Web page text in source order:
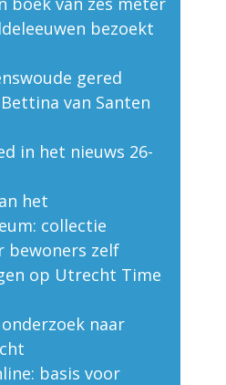
bezoekt
gered
van Santen
in het nieuws 26-
het
collectie
bewoners zelf
op Utrecht Time
naar
basis voor